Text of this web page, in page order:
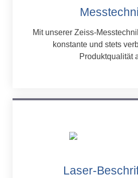
Mit unserer Zeiss-
konstante und stets
Produktqualität
Laser-